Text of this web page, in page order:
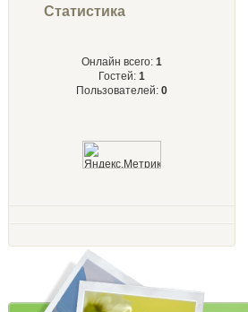
Статистика
Онлайн всего: 1
Гостей: 1
Пользователей: 0